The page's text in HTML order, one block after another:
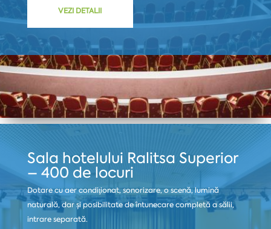
VEZI DETALII
Sala hotelului Ralitsa Superior
– 400 de locuri
Dotare cu aer condiţionat, sonorizare, o scenă, lumină
naturală, dar și posibilitate de întunecare completă a sălii,
intrare separată.